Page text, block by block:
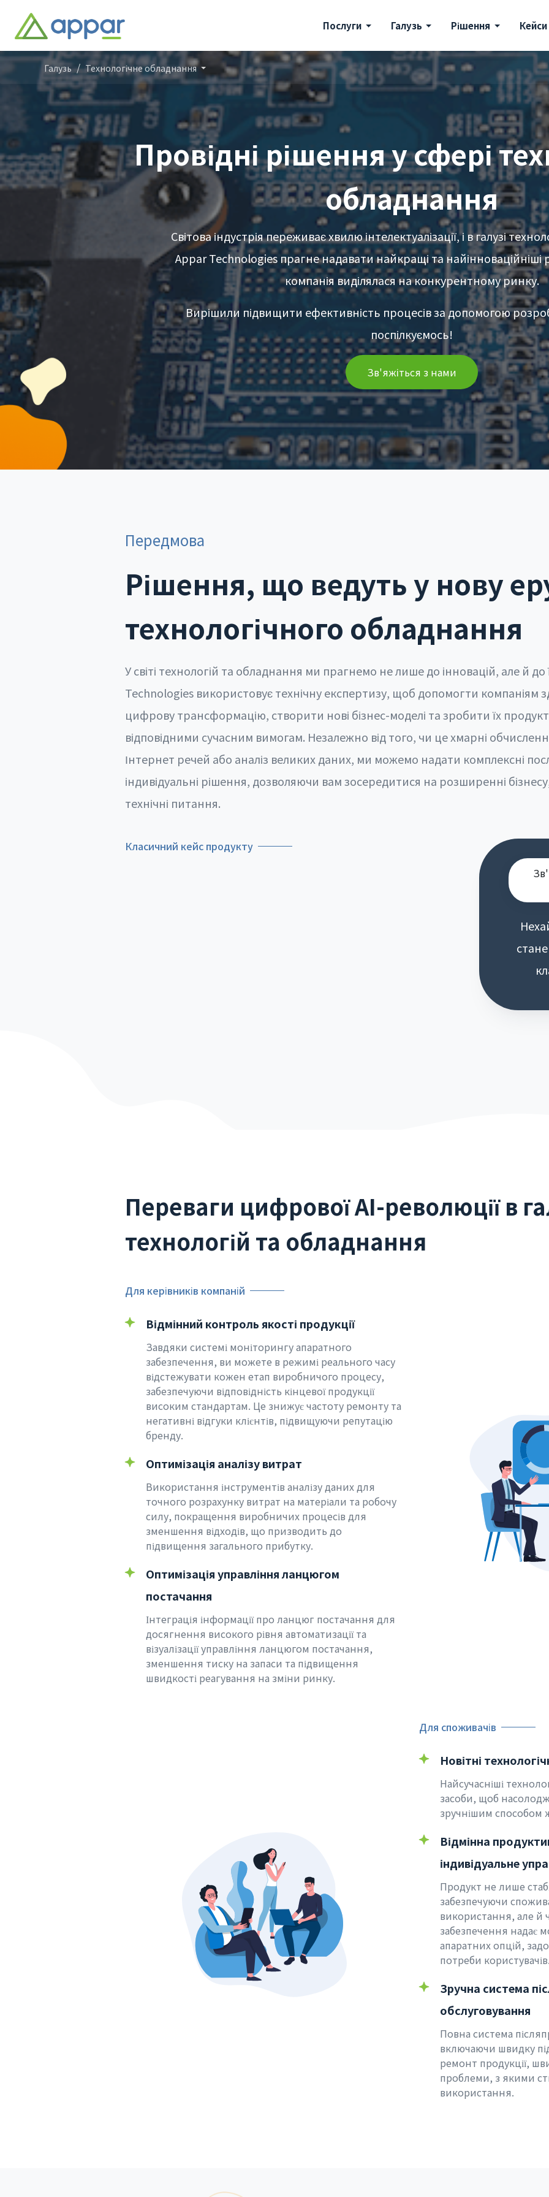
Послуги Галузь Рішення Кейси
Галузь Технологічне обладнання
Провідні рішення у сфері
обладнання
Світова індустрія переживає хвилю інтелектуалізації, і в галузі
Appar Technologies прагне надавати найкращі та
компанія виділялася на конкурентному ринку.
Вирішили підвищити ефективність процесів за допомогою
поспілкуємось!
Зв'яжіться з нами
Передмова
Рішення, що ведуть у нову
технологічного обладнання
У світі технологій та обладнання ми прагнемо не лише до інновацій, але й до
Technologies використовує технічну експертизу, щоб допомогти компаніям
цифрову трансформацію, створити нові бізнес-моделі та зробити їх
відповідними сучасним вимогам. Незалежно від того, чи це хмарні
Інтернет речей або аналіз великих даних, ми можемо надати комплексні
індивідуальні рішення, дозволяючи вам зосередитися на розширенні
технічні питання.
Класичний кейс продукту
Переваги цифрової AI-революції в
технологій та обладнання
Для керівників компаній
Відмінний контроль якості продукції
Завдяки системі моніторингу апаратного
забезпечення, ви можете в режимі реального часу
відстежувати кожен етап виробничого процесу,
забезпечуючи відповідність кінцевої продукції
високим стандартам. Це знижує частоту ремонту та
негативні відгуки клієнтів, підвищуючи репутацію
бренду.
Оптимізація аналізу витрат
Використання інструментів аналізу даних для
точного розрахунку витрат на матеріали та робочу
силу, покращення виробничих процесів для
зменшення відходів, що призводить до
підвищення загального прибутку.
Оптимізація управління ланцюгом
постачання
Інтеграція інформації про ланцюг постачання для
досягнення високого рівня автоматизації та
візуалізації управління ланцюгом постачання,
зменшення тиску на запаси та підвищення
швидкості реагування на зміни ринку.
Для споживачів
Новітні
Найсучасніші
засоби, щоб
зручнішим способом
Відмінна
індивідуальне
Продукт не лише
забезпечуючи
використання, але й
забезпечення надає
апаратних опцій,
потреби
Зручна система
обслуговування
Повна система
включаючи швидку
ремонт продукції,
проблеми, з якими
використання.